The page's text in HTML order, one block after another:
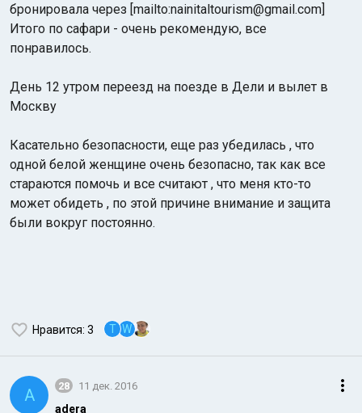
бронировала через [mailto:nainitaltourism@gmail.com]
Итого по сафари - очень рекомендую, все
понравилось.
День 12 утром переезд на поезде в Дели и вылет в
Москву
Касательно безопасности, еще раз убедилась , что
одной белой женщине очень безопасно, так как все
стараются помочь и все считают , что меня кто-то
может обидеть , по этой причине внимание и защита
были вокруг постоянно.
Нравится: 3 T W
A 28 11 дек. 2016
adera